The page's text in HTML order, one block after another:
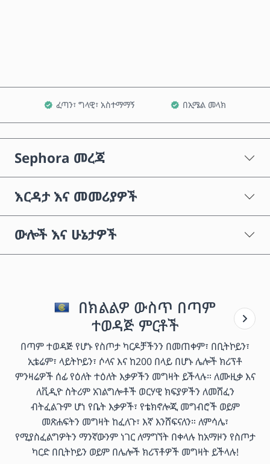
ፈጣን፣ ግላዊ፣ አስተማማኝ በኢሜል መላክ
Sephora መረጃ
እርዳታ እና መመሪያዎች
ውሎች እና ሁኔታዎች
በክልልዎ ውስጥ በጣም
ተወዳጅ ምርቶች
በጣም ተወዳጅ የሆኑ የስጦታ ካርዶቻችንን በመጠቀም፣ በቢትኮይን፣
ኢቴሬም፣ ላይትኮይን፣ ሶላና እና ከ200 በላይ በሆኑ ሌሎች ክሪፕቶ
ምንዛሬዎች ሰፊ የዕለት ተዕለት እቃዎችን መግዛት ይችላሉ። ለሙዚቃ እና
ለቪዲዮ ስትሪም አገልግሎቶች ወርሃዊ ክፍያዎችን ለመሸፈን
ብትፈልጉም ሆነ የቤት እቃዎች፣ የቴክኖሎጂ መግብሮች ወይም
መጽሐፍትን መግዛት ከፈለጉ፣ እኛ እንሸፍናለን። ለምሳሌ፣
የሚያስፈልግዎትን ማንኛውንም ነገር ለማግኘት በቀላሉ ከአማዞን የስጦታ
ካርድ በቢትኮይን ወይም በሌሎች ክሪፕቶዎች መግዛት ይችላሉ!